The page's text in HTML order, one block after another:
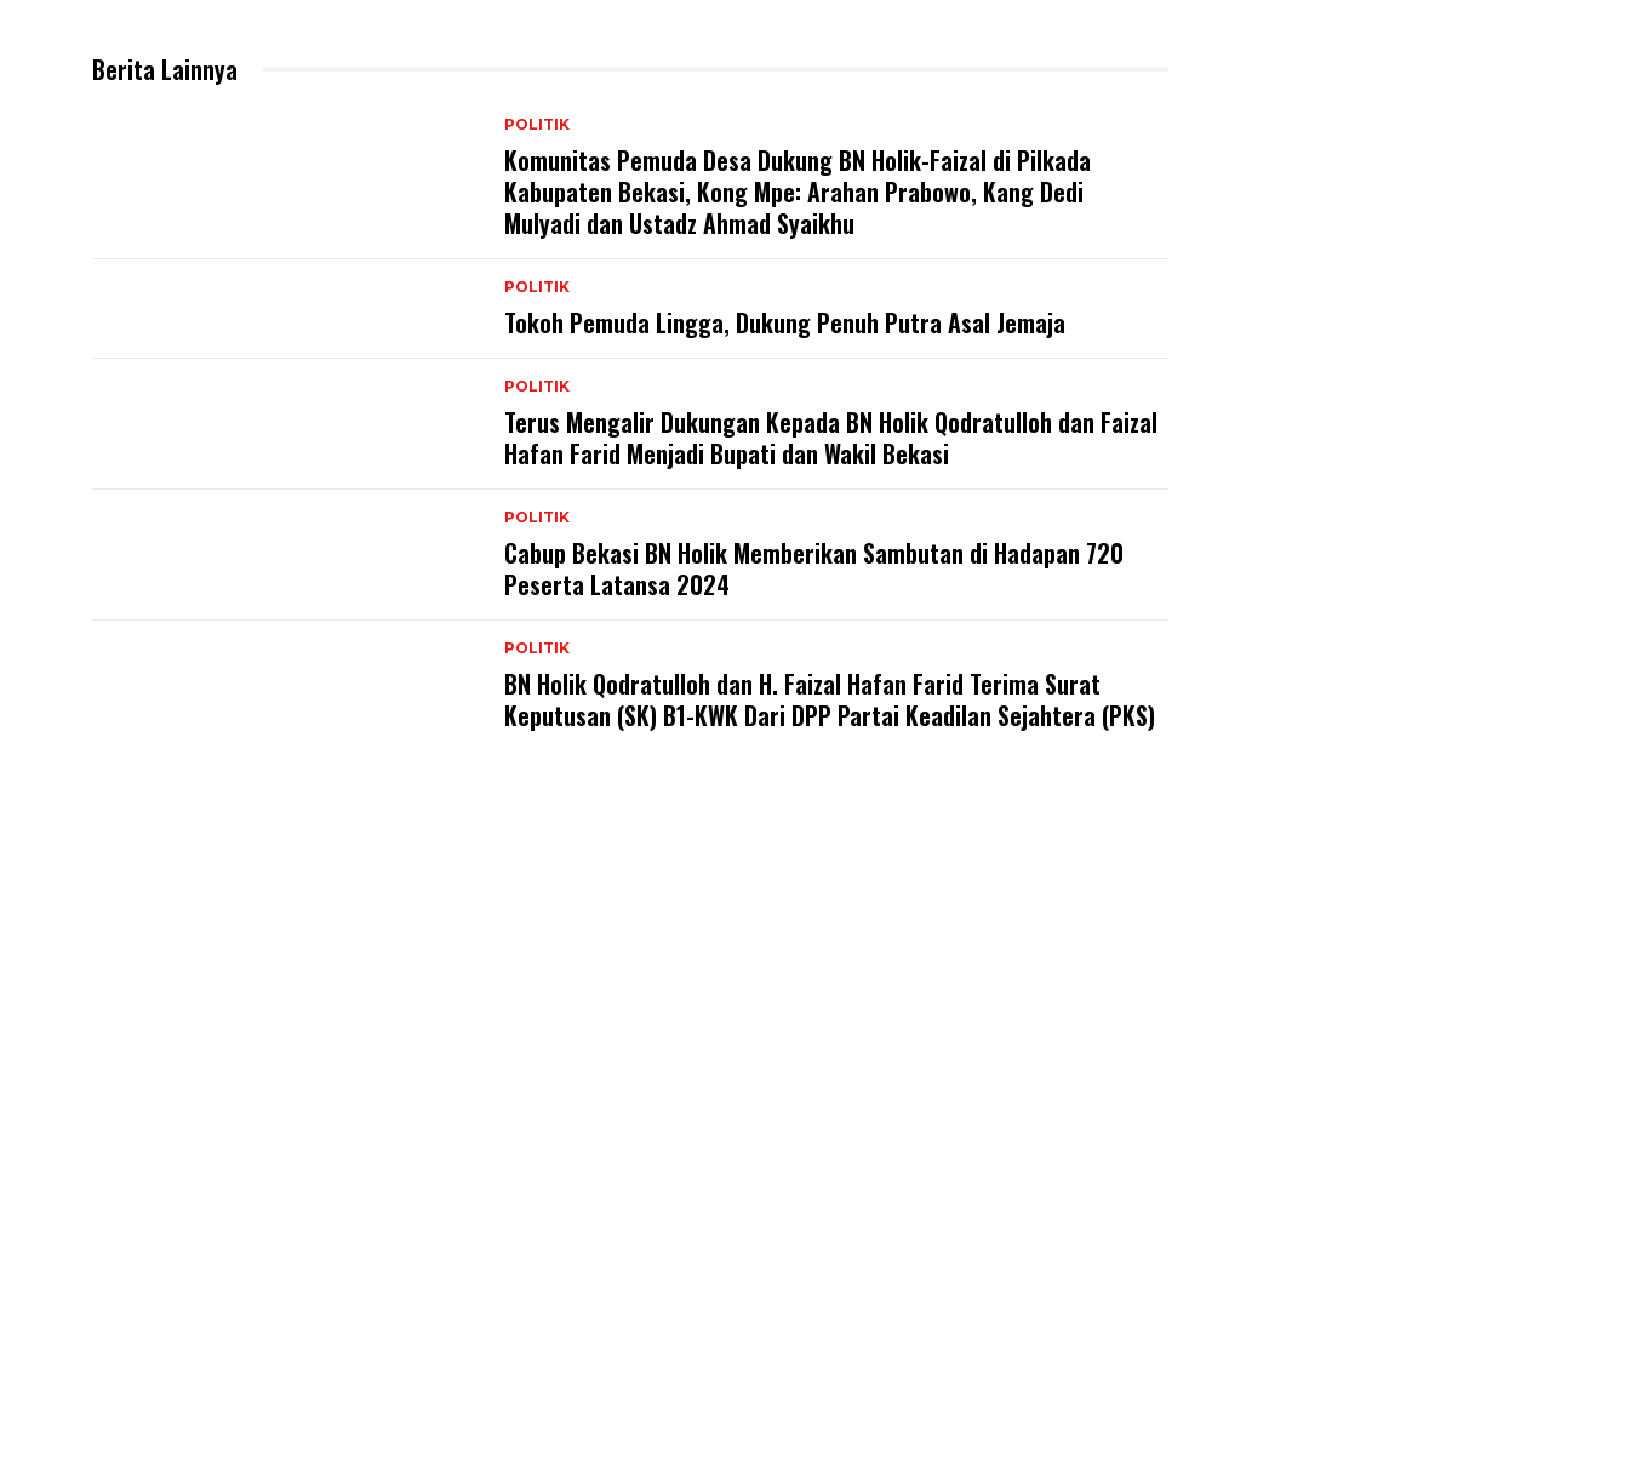
Berita Lainnya
POLITIK
Komunitas Pemuda Desa Dukung BN Holik-Faizal di Pilkada
Kabupaten Bekasi, Kong Mpe: Arahan Prabowo, Kang Dedi
Mulyadi dan Ustadz Ahmad Syaikhu
POLITIK
Tokoh Pemuda Lingga, Dukung Penuh Putra Asal Jemaja
POLITIK
Terus Mengalir Dukungan Kepada BN Holik Qodratulloh dan Faizal
Hafan Farid Menjadi Bupati dan Wakil Bekasi
POLITIK
Cabup Bekasi BN Holik Memberikan Sambutan di Hadapan 720
Peserta Latansa 2024
POLITIK
BN Holik Qodratulloh dan H. Faizal Hafan Farid Terima Surat
Keputusan (SK) B1-KWK Dari DPP Partai Keadilan Sejahtera (PKS)